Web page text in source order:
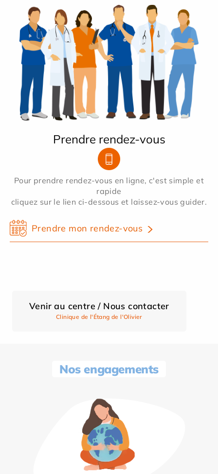
Prendre rendez-vous
Pour prendre rendez-vous en ligne, c'est simple et
rapide
cliquez sur le lien ci-dessous et laissez-vous guider.
Prendre mon rendez-vous
Venir au centre / Nous contacter
Clinique de l'Étang de l'Olivier
Nos engagements